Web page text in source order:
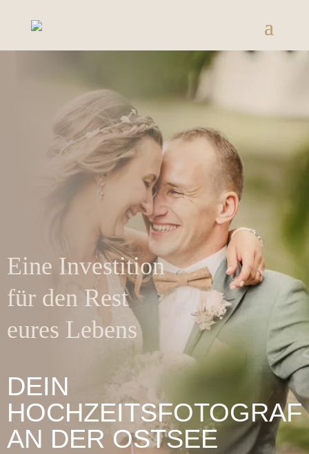
Eine Investition
für den Rest
eures Lebens
DEIN
HOCHZEITSFOTOGRAF
AN DER OSTSEE